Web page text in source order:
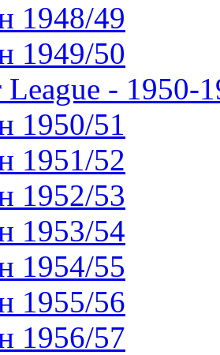
1948/49
1949/50
League - 1950-
1950/51
1951/52
1952/53
1953/54
1954/55
1955/56
1956/57